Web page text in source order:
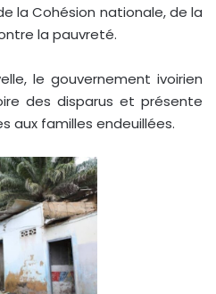
la Cohésion nationale, de la
la pauvreté.
le gouvernement ivoirien
des disparus et présente
aux familles endeuillées.